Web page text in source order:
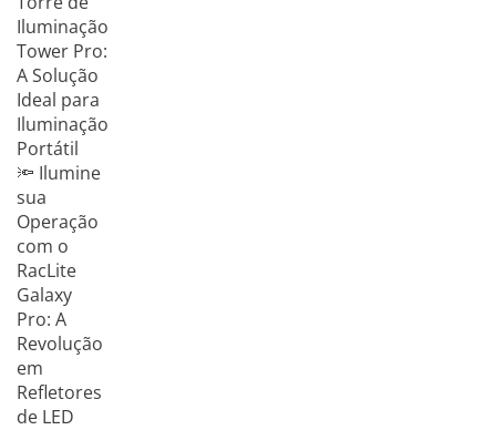
Iluminação
Tower Pro:
A Solução
Ideal para
Iluminação
Portátil
🔦 Ilumine
sua
Operação
com o
RacLite
Galaxy
Pro: A
Revolução
em
Refletores
de LED